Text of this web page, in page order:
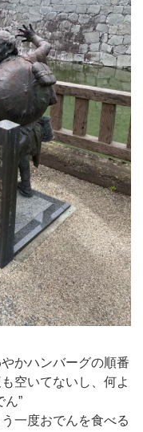
かハンバーグの順番
空いてないし、何よ
ん”
一度おでんを食べる